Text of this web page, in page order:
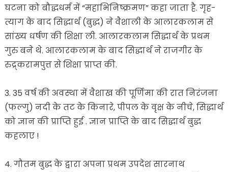
घटना को बौद्धधर्म में “महाभिनिष्क्रमण” कहा जाता है. गृह-
त्याग के बाद सिद्धार्थ (बुद्ध) ने वैशाली के आलारकलाम से
सांख्य धर्षण की शिक्षा ली. आलारकलाम सिद्धार्थ के प्रथम
गुरु बने थे. आलारकलाम के बाद सिद्धार्थ ने राजगीर के
रुद्र्करामपुत्त से शिक्षा प्राप्त की.
3. 35 वर्ष की अवस्था में वैशाख की पूर्णिमा की रात निरंजना
(फल्गु) नदी के तट के किनारे, पीपल के वृक्ष के नीचे, सिद्धार्थ
को ज्ञान की प्राप्ति हुई . ज्ञान प्राप्ति के बाद सिद्धार्थ बुद्ध
कहलाए !
4. गौतम बुद्ध के द्वारा अपना प्रथम उपदेश सारनाथ